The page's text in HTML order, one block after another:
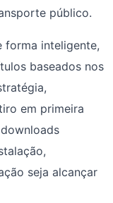
público.
forma inteligente,
baseados nos
em primeira
seja alcançar